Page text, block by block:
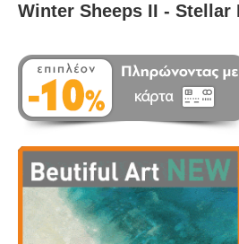
Winter Sheeps II - Stellar